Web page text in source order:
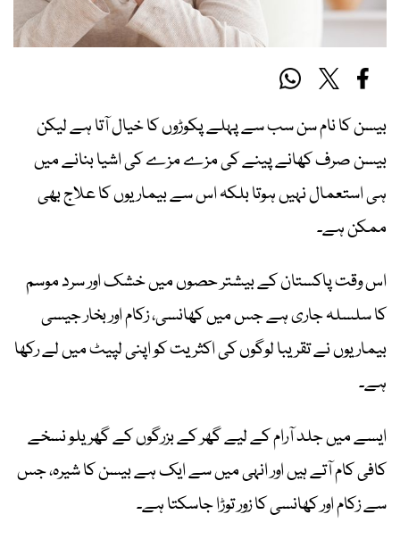
بیسن کا نام سن سب سے پہلے پکوڑوں کا خیال آتا ہے لیکن
بیسن صرف کھانے پینے کی مزے مزے کی اشیا بنانے میں
ہی استعمال نہیں ہوتا بلکہ اس سے بیماریوں کا علاج بھی
ممکن ہے۔
اس وقت پاکستان کے بیشتر حصوں میں خشک اور سرد موسم
کا سلسلہ جاری ہے جس میں کھانسی، زکام اور بخار جیسی
بیماریوں نے تقریبا لوگوں کی اکثریت کو اپنی لپیٹ میں لے رکھا
ہے۔
ایسے میں جلد آرام کے لیے گھر کے بزرگوں کے گھریلو نسخے
کافی کام آتے ہیں اور انہی میں سے ایک ہے بیسن کا شیرہ، جس
سے زکام اور کھانسی کا زور توڑا جاسکتا ہے۔